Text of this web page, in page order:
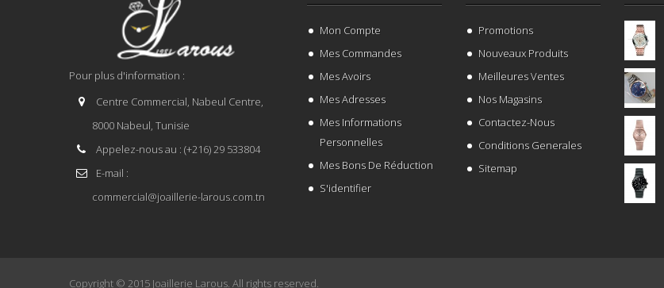
Pour plus d'information :
Centre Commercial, Nabeul Centre,
8000 Nabeul, Tunisie
Appelez-nous au : (+216) 29 533804
E-mail :
commercial@joaillerie-larous.com.tn
Mon Compte
Mes Commandes
Mes Avoirs
Mes Adresses
Mes Informations
Personnelles
Mes Bons De Réduction
S'identifier
Promotions
Nouveaux Produits
Meilleures Ventes
Nos Magasins
Contactez-Nous
Conditions Generales
Sitemap
Copyright © 2015 Joaillerie Larous . All rights reserved.